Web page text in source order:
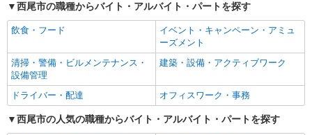
キープ 詳細を見る
交通費支給
社会保険あり
西尾市の職種からバイト・アルバイト・パートを探す
飲食・フード
イベント・キャンペーン・アミュ
ーズメント
清掃・警備・ビルメンテナンス・
設備管理
建築・設備・アクティブワーク
ドライバー・配達 オフィスワーク・事務
西尾市の人気の職種からバイト・アルバイト・パートを探す